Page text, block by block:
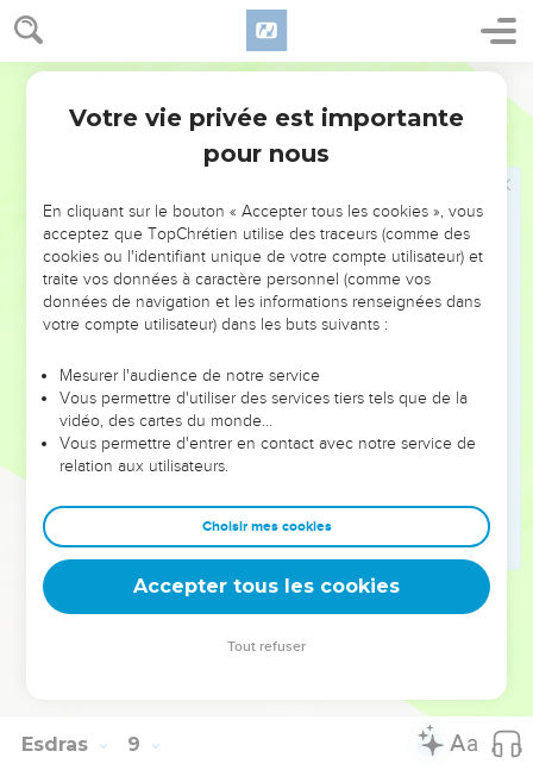
Esdras 8
premier mois, pour aller à Jérusalem ; et la main de notre
Dieu fut sur nous ; et il nous délivra de la main des ennemis,
et de [leurs] embûches sur le chemin.
trois jours,
Au quatrième jour nous pesâmes l'argent et l'or, et les
délivrâmes à Mérémoth, fils d'Urija Sacrificateur, avec lequel
[était] Eléazar fils de Phinées ; et avec eux Jozabad fils de
Jésuah, et Nohadia, fils de Binuï, Lévites.
Selon le nombre et le poids de toutes ces choses, et tout
Et ceux qui avaient été transportés, [et] qui étaient
retournés de la captivité, offrirent pour tout Israël, en
holocauste au Dieu d'Israël, douze veaux, quatre-vingt-seize
béliers, soixante-dix-sept agneaux, [et] douze boucs pour le
Et ils remirent les ordonnances du Roi entre les mains des
Satrapes du Roi et des Gouverneurs qui étaient au deçà du
fleuve, lesquels favorisèrent le peuple, et la maison de Dieu.
Esdras 9
Votre vie privée est importante
pour nous
En cliquant sur le bouton « Accepter tous les cookies », vous
acceptez que TopChrétien utilise des traceurs (comme des
cookies ou l'identifiant unique de votre compte utilisateur) et
traite vos données à caractère personnel (comme vos
données de navigation et les informations renseignées dans
votre compte utilisateur) dans les buts suivants :
Mesurer l'audience de notre service
Vous permettre d'utiliser des services tiers tels que de la
vidéo, des cartes du monde…
Vous permettre d'entrer en contact avec notre service de
relation aux utilisateurs.
Choisir mes cookies
Accepter tous les cookies
Tout refuser